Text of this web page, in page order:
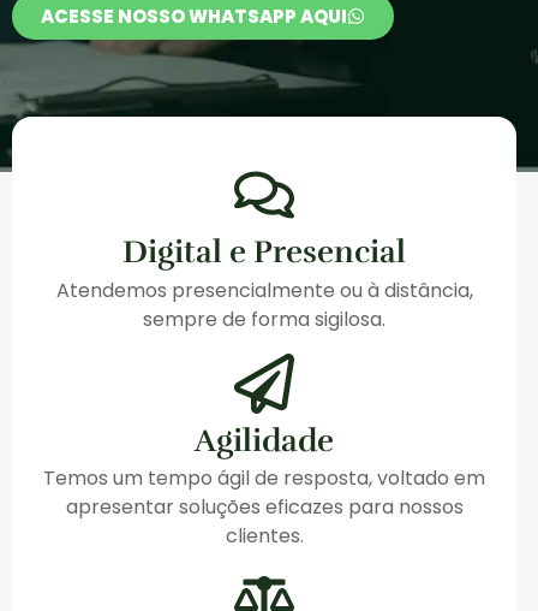
ACESSE NOSSO WHATSAPP AQUI
Digital e Presencial
Atendemos presencialmente ou à distância,
sempre de forma sigilosa.
Agilidade
Temos um tempo ágil de resposta, voltado em
apresentar soluções eficazes para nossos
clientes.